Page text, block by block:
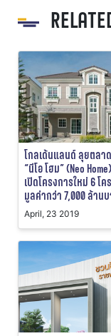
โกลเด้นแลนด์ ลุยตลา
“นีโอ โฮม” (Neo
เปิดโครงการใหม่ 6 โค
มูลค่ากว่า 7,000 ล้าน
April, 23 2019